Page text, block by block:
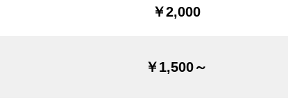
￥2,000
￥1,500～